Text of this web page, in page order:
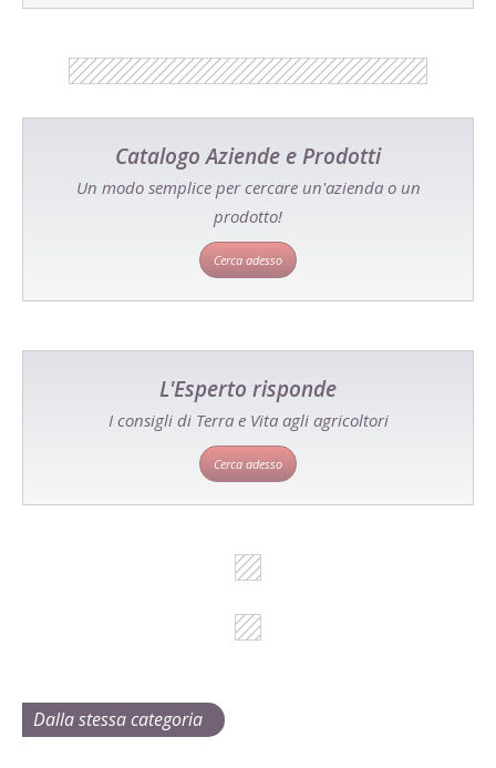
Catalogo Aziende e Prodotti
Un modo semplice per cercare un'azienda o un
prodotto!
Cerca adesso
L'Esperto risponde
I consigli di Terra e Vita agli agricoltori
Cerca adesso
Dalla stessa categoria